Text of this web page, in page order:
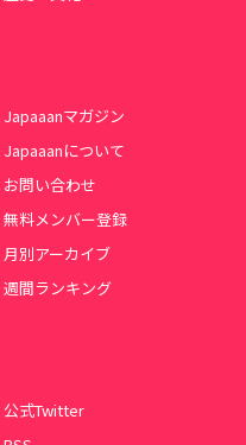
Japaaanマガジン
Japaaanについて
お問い合わせ
無料メンバー登録
月別アーカイブ
週間ランキング
公式Twitter